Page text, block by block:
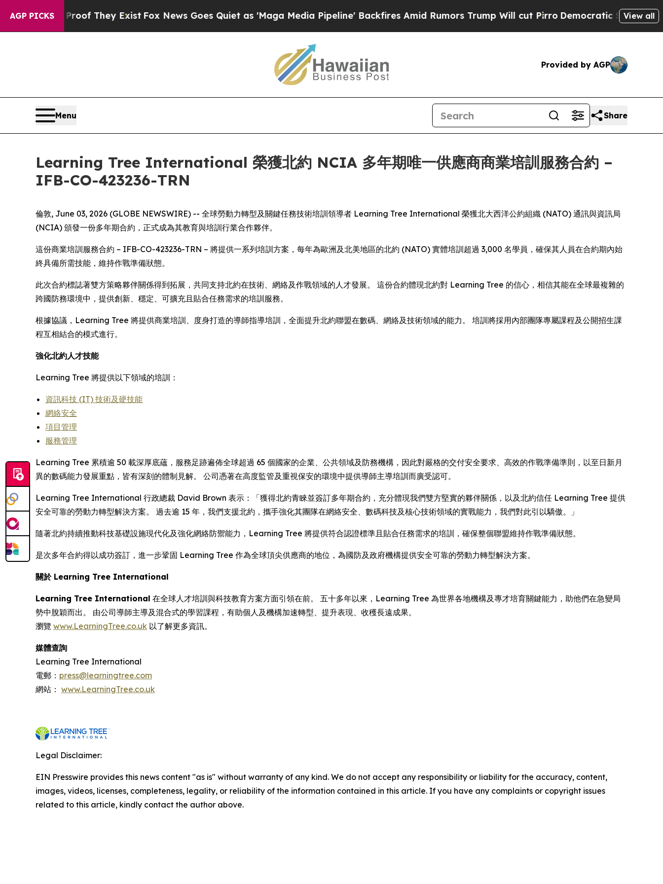
AGP PICKS
no Proof They ExistFox News Goes Quiet as 'Maga Media Pipeline' Backfires Amid Rumors Trump Will cut PirroDemocratic Socialists ofView all
Provided by AGP
Menu Share
Learning Tree International 榮獲北約 NCIA 多年期唯一供應商商業培訓服務合約 –
IFB-CO-423236-TRN
倫敦, June 03, 2026 (GLOBE NEWSWIRE) -- 全球勞動力轉型及關鍵任務技術培訓領導者 Learning Tree International 榮獲北大西洋公約組織 (NATO) 通訊與資訊局
(NCIA) 頒發一份多年期合約，正式成為其教育與培訓行業合作夥伴。
這份商業培訓服務合約 – IFB-CO-423236-TRN – 將提供一系列培訓方案，每年為歐洲及北美地區的北約 (NATO) 實體培訓超過 3,000 名學員，確保其人員在合約期內始
終具備所需技能，維持作戰準備狀態。
此次合約標誌著雙方策略夥伴關係得到拓展，共同支持北約在技術、網絡及作戰領域的人才發展。 這份合約體現北約對 Learning Tree 的信心，相信其能在全球最複雜的
跨國防務環境中，提供創新、穩定、可擴充且貼合任務需求的培訓服務。
根據協議，Learning Tree 將提供商業培訓、度身打造的導師指導培訓，全面提升北約聯盟在數碼、網絡及技術領域的能力。 培訓將採用內部團隊專屬課程及公開招生課
程互相結合的模式進行。
強化北約人才技能
Learning Tree 將提供以下領域的培訓：
資訊科技 (IT) 技術及硬技能
網絡安全
項目管理
服務管理
Learning Tree 累積逾 50 載深厚底蘊，服務足跡遍佈全球超過 65 個國家的企業、公共領域及防務機構，因此對嚴格的交付安全要求、高效的作戰準備準則，以至日新月
異的數碼能力發展重點，皆有深刻的體制見解。 公司憑著在高度監管及重視保安的環境中提供導師主導培訓而廣受認可。
Learning Tree International 行政總裁 David Brown 表示：「獲得北約青睞並簽訂多年期合約，充分體現我們雙方堅實的夥伴關係，以及北約信任 Learning Tree 提供
安全可靠的勞動力轉型解決方案。 過去逾 15 年，我們支援北約，攜手強化其團隊在網絡安全、數碼科技及核心技術領域的實戰能力，我們對此引以驕傲。」
隨著北約持續推動科技基礎設施現代化及強化網絡防禦能力，Learning Tree 將提供符合認證標準且貼合任務需求的培訓，確保整個聯盟維持作戰準備狀態。
是次多年合約得以成功簽訂，進一步鞏固 Learning Tree 作為全球頂尖供應商的地位，為國防及政府機構提供安全可靠的勞動力轉型解決方案。
關於 Learning Tree International
Learning Tree International 在全球人才培訓與科技教育方案方面引領在前。 五十多年以來，Learning Tree 為世界各地機構及專才培育關鍵能力，助他們在急變局
勢中脫穎而出。 由公司導師主導及混合式的學習課程，有助個人及機構加速轉型、提升表現、收穫長遠成果。
瀏覽 www.LearningTree.co.uk 以了解更多資訊。
媒體查詢
Learning Tree International
電郵： press@learningtree.com
網站： www.LearningTree.co.uk
Legal Disclaimer:
EIN Presswire provides this news content "as is" without warranty of any kind. We do not accept any responsibility or liability for the accuracy, content,
images, videos, licenses, completeness, legality, or reliability of the information contained in this article. If you have any complaints or copyright issues
related to this article, kindly contact the author above.